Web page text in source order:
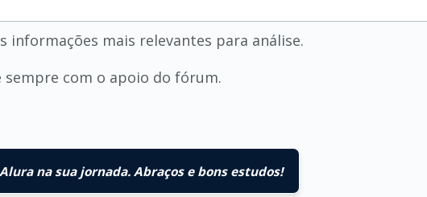
informações mais relevantes para análise.
sempre com o apoio do fórum.
na sua jornada. Abraços e bons estudos!